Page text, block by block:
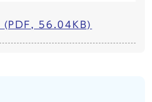
(PDF, 56.04KB)